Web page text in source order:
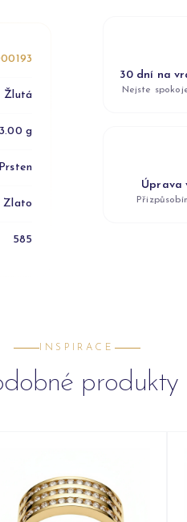
Žlutá
g
Prsten
Zlato
585
30 dní na
Nejste
Úprava
INSPIRACE
produkty